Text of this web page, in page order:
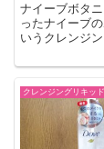
ナイーブボタ
ったナイーブ
いうクレンジ
クレンジングリキッド